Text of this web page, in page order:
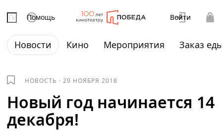
Помощь Войти
Новости Кино Мероприятия Заказ
НОВОСТЬ ·29 НОЯБРЯ 2018
Новый год начинается 14
декабря!